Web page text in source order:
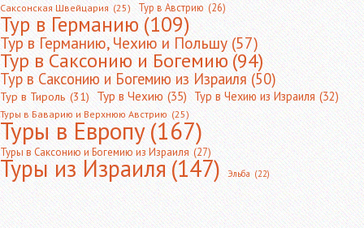
Саксонская Швейцария (25) Тур в Австрию (26)
Тур в Германию(109)
Тур в Германию, Чехию и Польшу (57)
Тур в Саксонию и Богемию(94)
Тур в Саксонию и Богемию из Израиля (50)
Тур в Тироль (31) Тур в Чехию (35) Тур в Чехию из Израиля (32)
Туры в Баварию и Верхнюю Австрию (25)
Туры в Европу(167)
Туры в Саксонию и Богемию из Израиля (27)
Туры из Израиля(147) Эльба (22)